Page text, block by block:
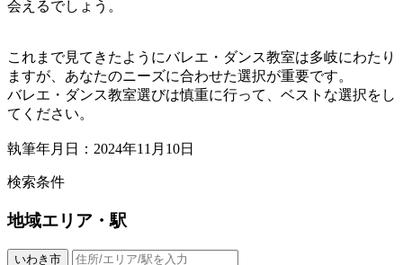
会えるでしょう。
これまで見てきたようにバレエ・ダンス教室は多岐にわたり
ますが、あなたのニーズに合わせた選択が重要です。
バレエ・ダンス教室選びは慎重に行って、ベストな選択をし
てください。
執筆年月日：2024年11月10日
検索条件
地域エリア・駅
いわき市